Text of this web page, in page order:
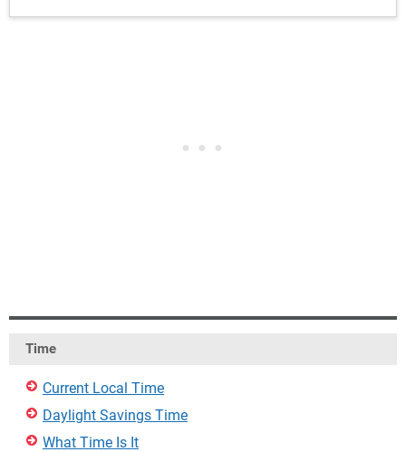
Time
Current Local Time
Daylight Savings Time
What Time Is It